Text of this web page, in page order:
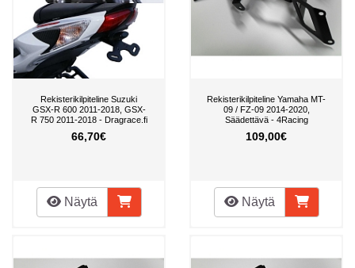
Rekisterikilpiteline Suzuki
GSX-R 600 2011-2018, GSX-
R 750 2011-2018 - Dragrace.fi
66,70€
Näytä
Rekisterikilpiteline Yamaha MT-
09 / FZ-09 2014-2020,
Säädettävä - 4Racing
109,00€
Näytä